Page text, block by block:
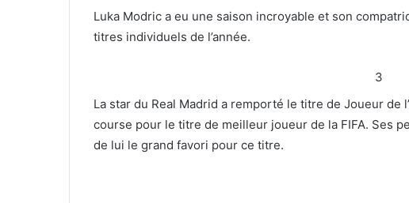
Luka Modric a eu une saison incroyable et son
titres individuels de l’année.
3
La star du Real Madrid a remporté le titre de Joueur de
course pour le titre de meilleur joueur de la FIFA. Ses
de lui le grand favori pour ce titre.